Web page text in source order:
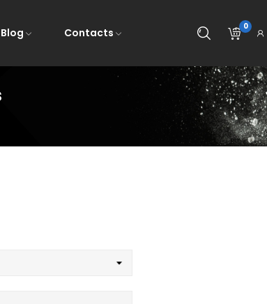
Blog Contacts 0